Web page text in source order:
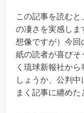
この記事を読む
の凄さを実感しま
想像ですが）今回
紙の読者が喜びそ
く琉球新報社か
しょうか、公判
まく記事に纏めた